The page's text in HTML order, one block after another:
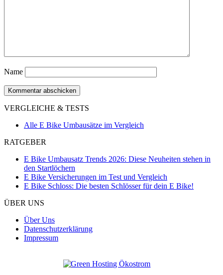
Name
VERGLEICHE & TESTS
Alle E Bike Umbausätze im Vergleich
RATGEBER
E Bike Umbausatz Trends 2026: Diese Neuheiten stehen in
den Startlöchern
E Bike Versicherungen im Test und Vergleich
E Bike Schloss: Die besten Schlösser für dein E Bike!
ÜBER UNS
Über Uns
Datenschutzerklärung
Impressum